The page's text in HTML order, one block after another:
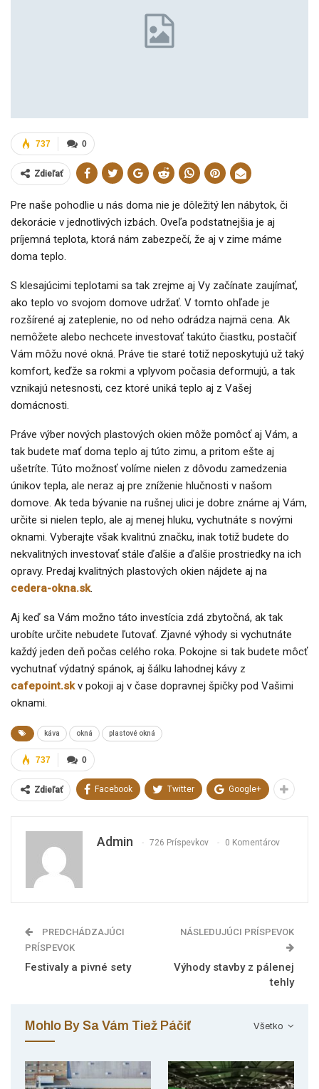
0
737
Zdieľať
Pre naše pohodlie u nás doma nie je dôležitý len nábytok, či
dekorácie v jednotlivých izbách. Oveľa podstatnejšia je aj
príjemná teplota, ktorá nám zabezpečí, že aj v zime máme
doma teplo.
S klesajúcimi teplotami sa tak zrejme aj Vy začínate zaujímať,
ako teplo vo svojom domove udržať. V tomto ohľade je
rozšírené aj zateplenie, no od neho odrádza najmä cena. Ak
nemôžete alebo nechcete investovať takúto čiastku, postačiť
Vám môžu nové okná. Práve tie staré totiž neposkytujú už taký
komfort, keďže sa rokmi a vplyvom počasia deformujú, a tak
vznikajú netesnosti, cez ktoré uniká teplo aj z Vašej
domácnosti.
Práve výber nových plastových okien môže pomôcť aj Vám, a
tak budete mať doma teplo aj túto zimu, a pritom ešte aj
ušetríte. Túto možnosť volíme nielen z dôvodu zamedzenia
únikov tepla, ale neraz aj pre zníženie hlučnosti v našom
domove. Ak teda bývanie na rušnej ulici je dobre známe aj Vám,
určite si nielen teplo, ale aj menej hluku, vychutnáte s novými
oknami. Vyberajte však kvalitnú značku, inak totiž budete do
nekvalitných investovať stále ďalšie a ďalšie prostriedky na ich
opravy. Predaj kvalitných plastových okien nájdete aj na
cedera-okna.sk.
Aj keď sa Vám možno táto investícia zdá zbytočná, ak tak
urobíte určite nebudete ľutovať. Zjavné výhody si vychutnáte
každý jeden deň počas celého roka. Pokojne si tak budete môcť
vychutnať výdatný spánok, aj šálku lahodnej kávy z
cafepoint.skv pokoji aj v čase dopravnej špičky pod Vašimi
oknami.
káva okná plastové okná
0
737
Zdieľať Facebook Twitter Google+
Admin 726 Príspevkov 0 Komentárov
PREDCHÁDZAJÚCI
PRÍSPEVOK
Festivaly a pivné sety
NÁSLEDUJÚCI PRÍSPEVOK
Výhody stavby z pálenej
tehly
Všetko
Mohlo By Sa Vám Tiež Páčiť